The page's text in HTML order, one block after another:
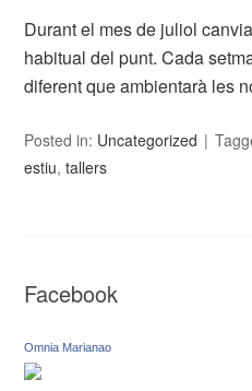
Durant el mes de juliol
habitual del punt. Cada
diferent que ambientarà les
Posted in: Uncategorized
estiu,tallers
Facebook
Omnia Marianao